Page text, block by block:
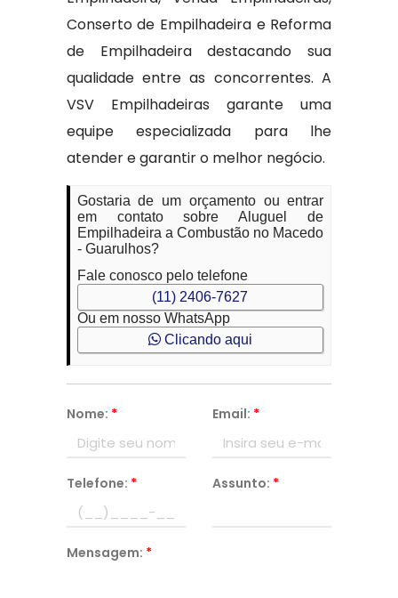
Conserto de Empilhadeira e Reforma
de Empilhadeira destacando sua
qualidade entre as concorrentes. A
VSV Empilhadeiras garante uma
equipe especializada para lhe
atender e garantir o melhor negócio.
Gostaria de um orçamento ou entrar
em contato sobre Aluguel de
Empilhadeira a Combustão no Macedo
- Guarulhos?
Fale conosco pelo telefone
(11) 2406-7627
Ou em nosso WhatsApp
Clicando aqui
Nome: * Email: *
Telefone: * Assunto: *
Mensagem: *